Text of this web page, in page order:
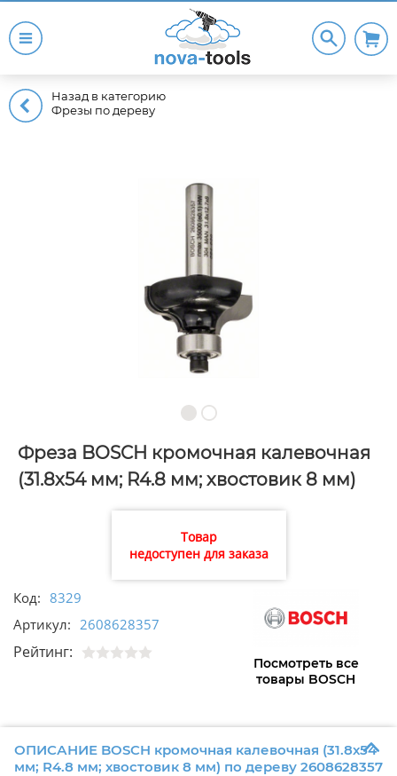
Назад в категорию
Фрезы по дереву
Фреза BOSCH кромочная калевочная
(31.8х54 мм; R4.8 мм; хвостовик 8 мм)
по дереву 2608628357
Товар
недоступен для заказа
Код: 8329
Артикул: 2608628357
Рейтинг:
Посмотреть все
товары BOSCH
ОПИСАНИЕ BOSCH кромочная калевочная (31.8х54
мм; R4.8 мм; хвостовик 8 мм) по дереву 2608628357